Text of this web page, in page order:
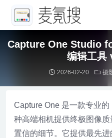
Capture One Studio
编辑工具
2026-02-20 摄
Capture One 是一款专业
种高端相机提供终极图像
置信的细节。它提供最先